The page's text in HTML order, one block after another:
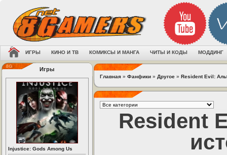
ИГРЫ КИНО И ТВ КОМИКСЫ И МАНГА ЧИТЫ И КОДЫ МОДДИНГ
Игры
Injustice: Gods Among Us
Главная » Фанфики » Другое » Resident Evil:
Resident